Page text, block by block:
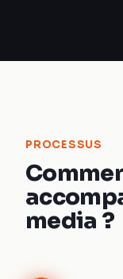
PROCESSUS
media ?